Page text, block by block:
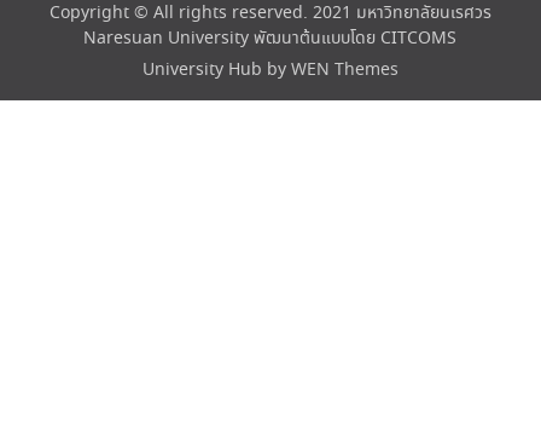
Copyright © All rights reserved. 2021 มหาวิทยาลัยนเรศวร
Naresuan University พัฒนาต้นแบบโดย CITCOMS
University Hub by WEN Themes